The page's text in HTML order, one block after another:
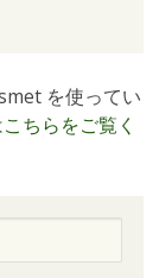
を使ってい
ちらをご覧く